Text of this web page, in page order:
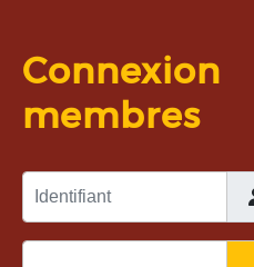
Connexion
membres
Identifiant
Mot de passe